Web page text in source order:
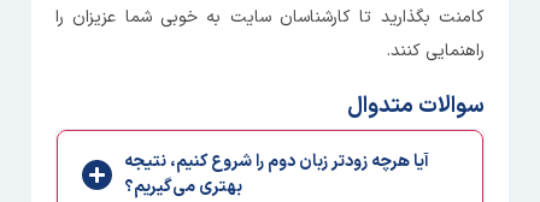
کامنت بگذارید تا کارشناسان سایت به خوبی شما عزیزان را
راهنمایی کنند.
سوالات متدوال
آیا هرچه زودتر زبان دوم را شروع کنیم، نتیجه
بهتری می‌گیریم؟